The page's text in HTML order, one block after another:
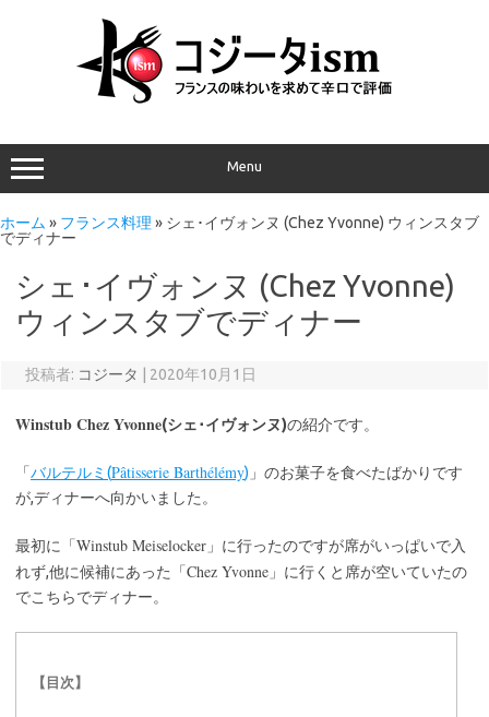
Menu
ホーム » フランス料理 » シェ･イヴォンヌ (Chez Yvonne) ウィンスタブ
でディナー
シェ･イヴォンヌ (Chez Yvonne)
ウィンスタブでディナー
投稿者: コジータ 2020年10月1日
Winstub Chez Yvonne(シェ･イヴォンヌ)の紹介です。
「バルテルミ(Pâtisserie Barthélémy) 」のお菓子を食べたばかりです
が,ディナーへ向かいました。
最初に「Winstub Meiselocker 」に行ったのですが席がいっぱいで入
れず,他に候補にあった「Chez Yvonne 」に行くと席が空いていたの
でこちらでディナー。
【目次】